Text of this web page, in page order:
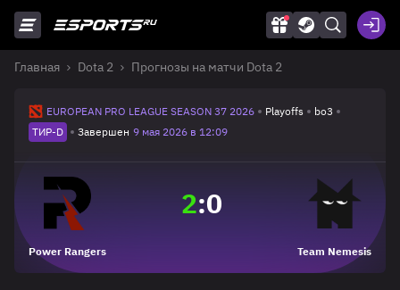
Главная Dota 2 Прогнозы на матчи Dota 2
EUROPEAN PRO LEAGUE SEASON 37 2026 Playoffs
bo3
ТИР-D
Завершен 9 мая 2026 в 12:09
Power Rangers
2:0
Team Nemesis